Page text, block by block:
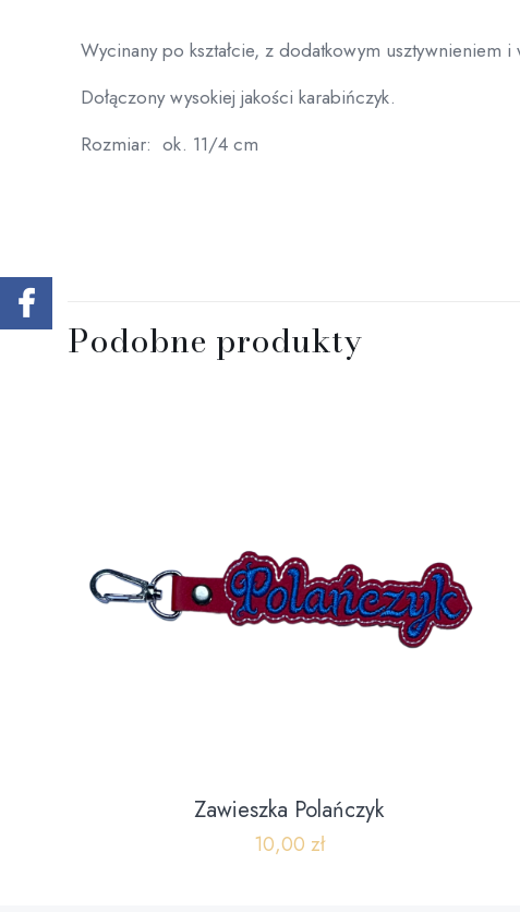
Wycinany po kształcie, z dodatkowym usztywnieniem
Dołączony wysokiej jakości karabińczyk.
Rozmiar: ok. 11/4 cm
Podobne produkty
Zawieszka Polańczyk
10,00 zł